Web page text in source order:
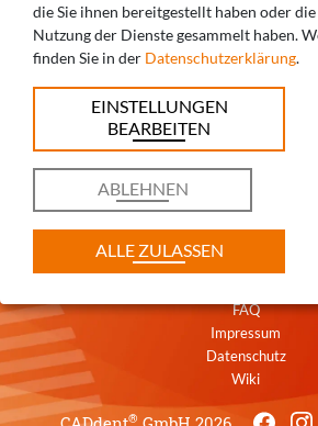
SIE HABEN FRAGEN? WIR
GERNE!
+49 821
®
FAQ
Impressum
Datenschutz
Wiki
die Sie ihnen bereitgestellt haben oder
Nutzung der Dienste gesammelt haben.
finden Sie in der Datenschutzerklärung.
EINSTELLUNGEN
BEARBEITEN
ABLEHNEN
ALLE ZULASSEN